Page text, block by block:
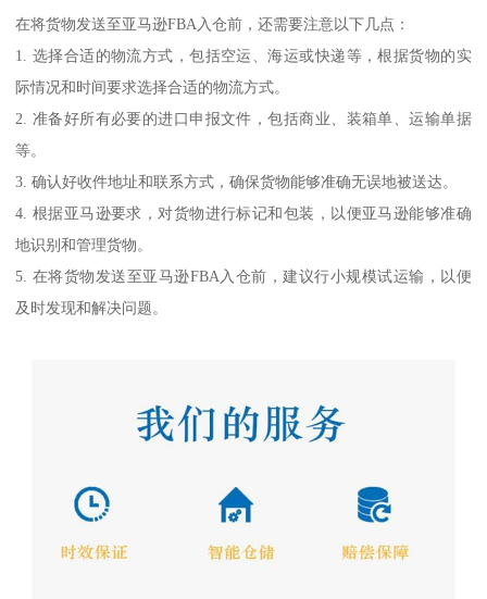
在将货物发送至亚马逊FBA入仓前，还需要注意以下几点：
1. 选择合适的物流方式，包括空运、海运或快递等，根据货物的实
际情况和时间要求选择合适的物流方式。
2. 准备好所有必要的进口申报文件，包括商业、装箱单、运输单据
等。
3. 确认好收件地址和联系方式，确保货物能够准确无误地被送达。
4. 根据亚马逊要求，对货物进行标记和包装，以便亚马逊能够准确
地识别和管理货物。
5. 在将货物发送至亚马逊FBA入仓前，建议行小规模试运输，以便
及时发现和解决问题。